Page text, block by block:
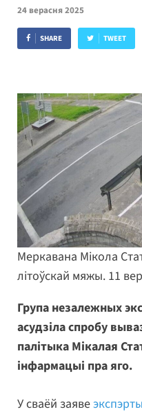
24 верасня 2025
SHARE TWEET
Меркавана Мікола
літоўскай мяжы. 11
Група незалежных
асудзіла спробу
палітыка Мікалая
інфармацыі пра яго.
У сваёй заявеэкспэрты